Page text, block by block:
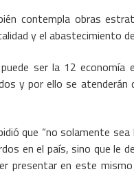
contempla obras
y el abastecimiento
ser la 12
y por ello se atenderán
que “no solamente
en el país, sino que le
presentar en este